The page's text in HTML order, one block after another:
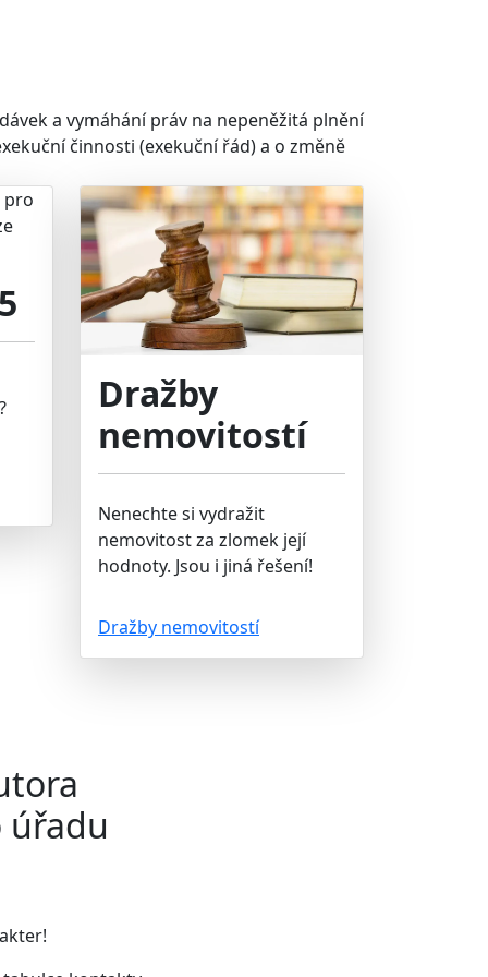
a vymáhání práv na nepeněžitá plnění
činnosti (exekuční řád) a o změně
Dražby
nemovitostí
Nenechte si vydražit
nemovitost za zlomek její
hodnoty. Jsou i jiná řešení!
Dražby nemovitostí
úřadu